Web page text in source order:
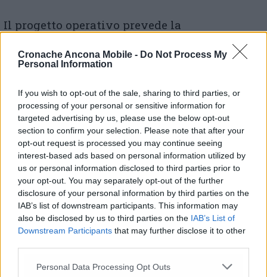
Cronache Ancona Mobile - Do Not Process My
Personal Information
If you wish to opt-out of the sale, sharing to third parties, or
processing of your personal or sensitive information for
targeted advertising by us, please use the below opt-out
section to confirm your selection. Please note that after your
opt-out request is processed you may continue seeing
interest-based ads based on personal information utilized by
us or personal information disclosed to third parties prior to
your opt-out. You may separately opt-out of the further
disclosure of your personal information by third parties on the
IAB’s list of downstream participants. This information may
also be disclosed by us to third parties on the IAB’s List of
Downstream Participants that may further disclose it to other
Personal Data Processing Opt Outs
Il progetto operativo prevede la
specialisti, gli infermieri, i vari servizi. La
modalità di teleconsulto può avvenire in
informazioni e referti tramite piattaforma) o
sincrono (collegamento audio-video). La
telemedicina integra le procedure con tutte le
prestazioni che vengono registrate nella
cartella clinica / dossier sanitario, con i
referti che hanno valore medico–legale
analogo ai referti prodotti in presenza,
recando firma digitale, con indicatori di
processo, di appropriatezza e con modalità di
verifica tutte certificate.
«La realizzazione di questo progetto –
sottolinea laDirezione strategica ziendale